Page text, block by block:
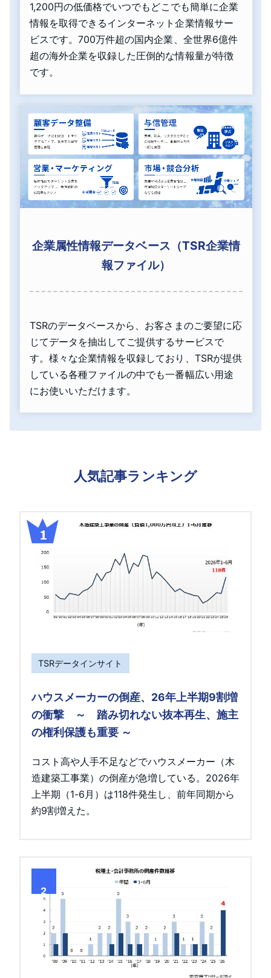
1,200円の低価格でいつでもどこでも簡単に企業
情報を取得できるインターネット企業情報サー
ビスです。700万件超の国内企業、全世界6億件
超の海外企業を収録した圧倒的な情報量が特徴
です。
企業属性情報データベース（TSR企業情
報ファイル）
TSRのデータベースから、お客さまのご要望に応
じてデータを抽出してご提供するサービスで
す。様々な企業情報を収録しており、TSRが提供
している各種ファイルの中でも一番幅広い用途
にお使いいただけます。
人気記事ランキング
TSRデータインサイト
ハウスメーカーの倒産、26年上半期9割増
の衝撃 ～ 踏み切れない抜本再生、施主
の権利保護も重要 ～
コスト高や人手不足などでハウスメーカー（木
造建築工事業）の倒産が急増している。2026年
上半期（1-6月）は118件発生し、前年同期から
約9割増えた。
2